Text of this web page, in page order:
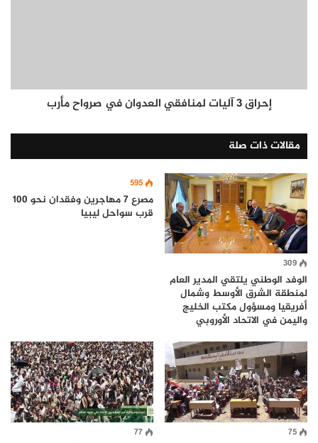
إحراق 3 آليات لمنافقي العدوان في صرواح مأرب
مقالات ذات صلة
309
الوفد الوطني يلتقي المدير العام
لمنطقة الشرق الأوسط وشمال
أفريقيا ومسؤول مكتب الخليج
واليمن في الاتحاد الأوروبي
595
مصرع 7 مهاجرين وفقدان نحو 100
قرب سواحل ليبيا
75
77